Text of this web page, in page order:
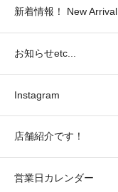
新着情報！ New Arrival
お知らせetc...
Instagram
店舗紹介です！
営業日カレンダー